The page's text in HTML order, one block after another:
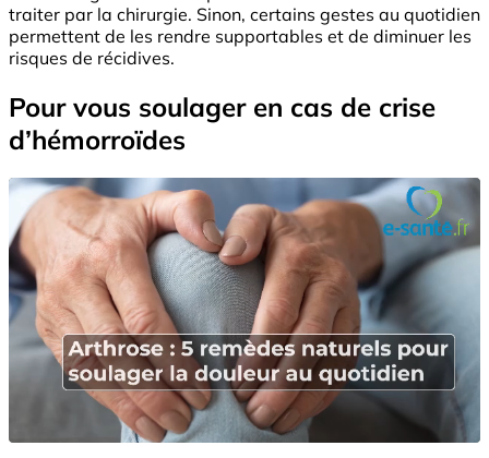
traiter par la chirurgie. Sinon, certains gestes au quotidien
permettent de les rendre supportables et de diminuer les
risques de récidives.
Pour vous soulager en cas de crise
d’hémorroïdes